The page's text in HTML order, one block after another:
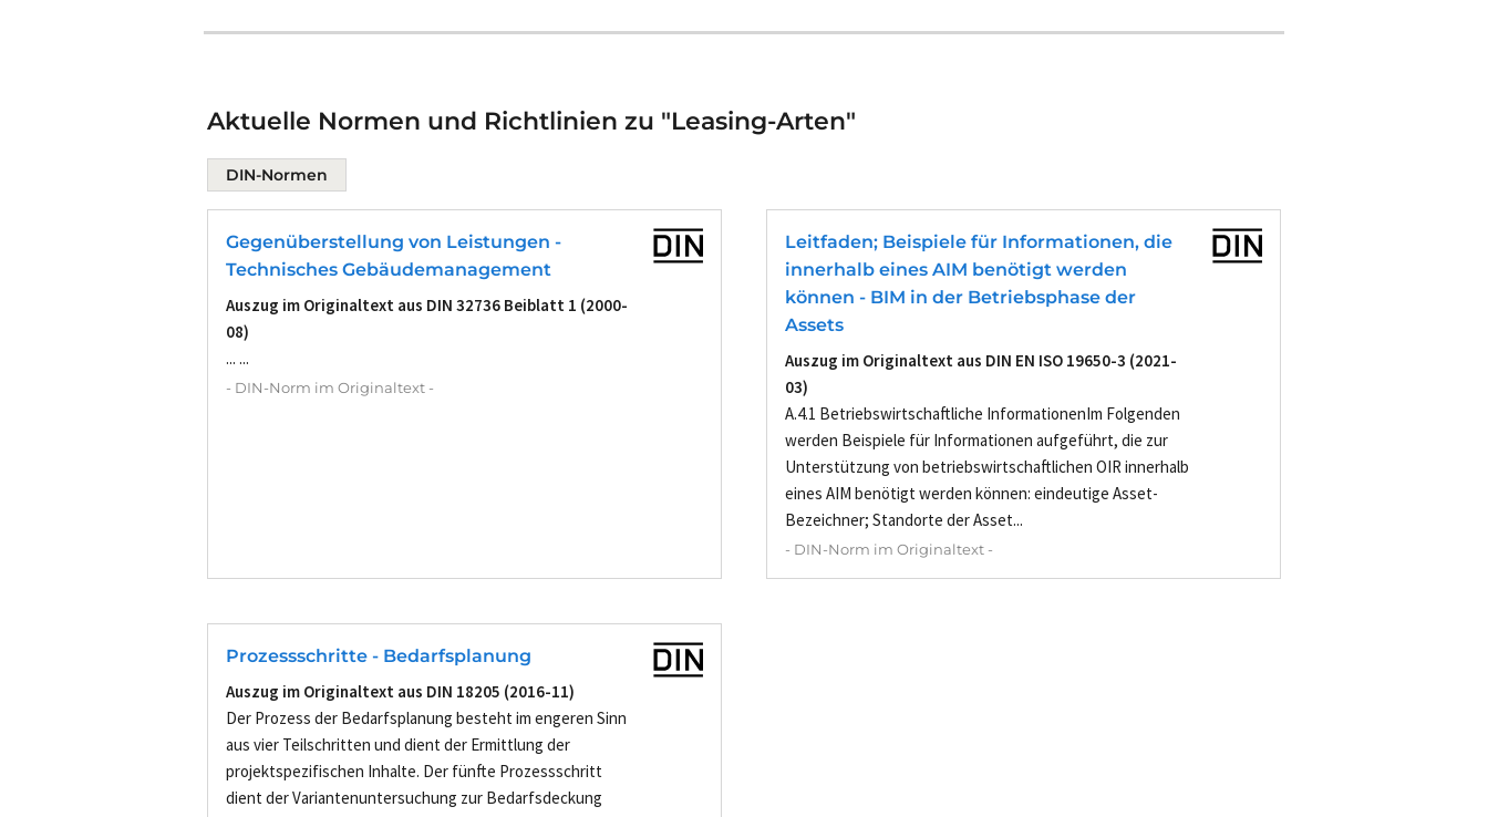
Aktuelle Normen und Richtlinien zu "Leasing-Arten"
DIN-Normen
Gegenüberstellung von Leistungen -
Technisches Gebäudemanagement
Auszug im Originaltext aus DIN 32736 Beiblatt 1 (2000-
08)
... ...
- DIN-Norm im Originaltext -
Leitfaden; Beispiele für Informationen, die
innerhalb eines AIM benötigt werden
können - BIM in der Betriebsphase der
Assets
Auszug im Originaltext aus DIN EN ISO 19650-3 (2021-
03)
A.4.1 Betriebswirtschaftliche InformationenIm Folgenden
werden Beispiele für Informationen aufgeführt, die zur
Unterstützung von betriebswirtschaftlichen OIR innerhalb
eines AIM benötigt werden können: eindeutige Asset-
Bezeichner; Standorte der Asset...
- DIN-Norm im Originaltext -
Prozessschritte - Bedarfsplanung
Auszug im Originaltext aus DIN 18205 (2016-11)
Der Prozess der Bedarfsplanung besteht im engeren Sinn
aus vier Teilschritten und dient der Ermittlung der
projektspezifischen Inhalte. Der fünfte Prozessschritt
dient der Variantenuntersuchung zur Bedarfsdeckung